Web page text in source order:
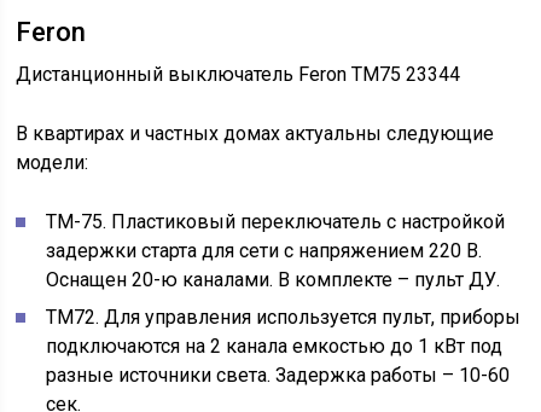
Feron
Дистанционный выключатель Feron TM75 23344
В квартирах и частных домах актуальны следующие
модели:
TM-75. Пластиковый переключатель с настройкой
задержки старта для сети с напряжением 220 В.
Оснащен 20-ю каналами. В комплекте – пульт ДУ.
TM72. Для управления используется пульт, приборы
подключаются на 2 канала емкостью до 1 кВт под
разные источники света. Задержка работы – 10-60
сек.